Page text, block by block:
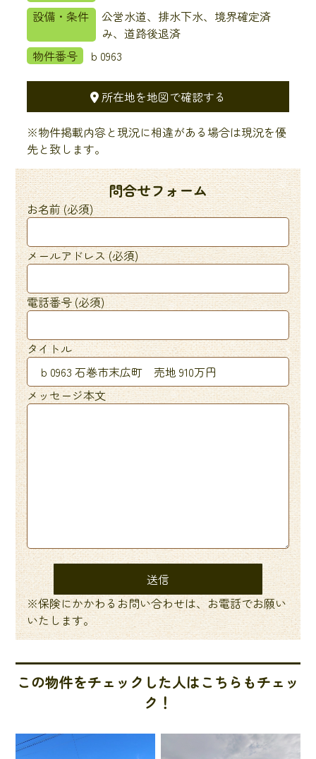
設備・条件
公営水道、排水下水、境界確定済
み、道路後退済
物件番号
ｂ0963
所在地を地図で確認する
※物件掲載内容と現況に相違がある場合は現況を優
先と致します。
問合せフォーム
お名前 (必須)
メールアドレス (必須)
電話番号 (必須)
タイトル
メッセージ本文
※保険にかかわるお問い合わせは、お電話でお願い
いたします。
この物件をチェックした人はこちらもチェッ
ク！